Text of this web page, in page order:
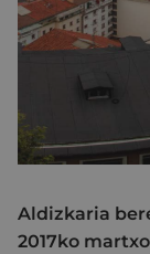
Aldizkaria
2017ko